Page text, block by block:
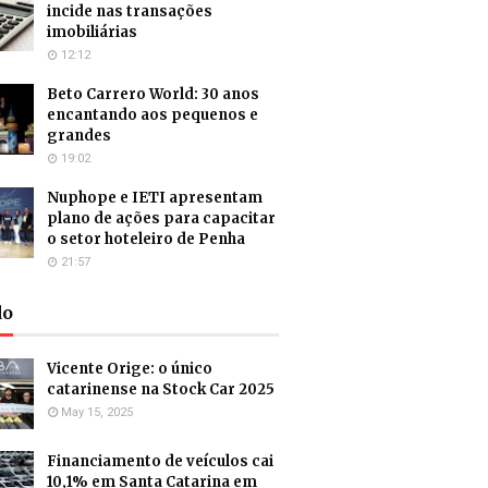
incide nas transações
imobiliárias
12:12
Beto Carrero World: 30 anos
encantando aos pequenos e
grandes
19:02
Nuphope e IETI apresentam
plano de ações para capacitar
o setor hoteleiro de Penha
21:57
Vicente Orige: o único
catarinense na Stock Car 2025
May 15, 2025
Financiamento de veículos cai
10,1% em Santa Catarina em